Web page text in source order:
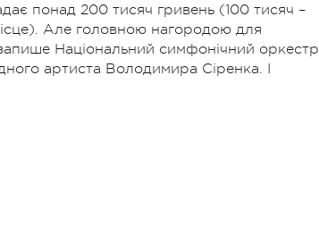
понад 200 тисяч гривень (100 тисяч –
Але головною нагородою для
Національний симфонічний оркестр
артиста Володимира Сіренка. І